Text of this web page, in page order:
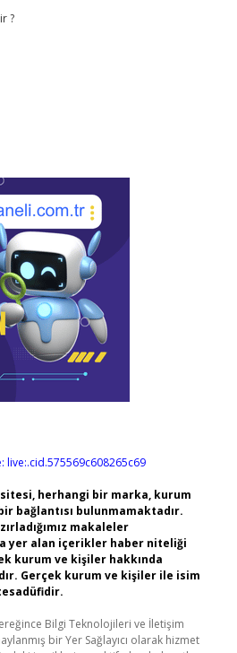
?
live:.cid.575569c608265c69
herhangi bir marka, kurum
bağlantısı bulunmamaktadır.
makaleler
yer alan içerikler haber niteliği
kurum ve kişiler hakkında
Gerçek kurum ve kişiler ile isim
Bilgi Teknolojileri ve İletişim
bir Yer Sağlayıcı olarak hizmet